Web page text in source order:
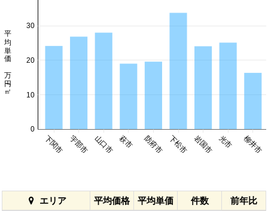
下関市 宇部市 山口市 萩市 防府市 下松市 岩国市 光市 柳井市
0
10
20
30
平均単価 万円/㎡
エリア 平均価格 平均単価 件数
前年比